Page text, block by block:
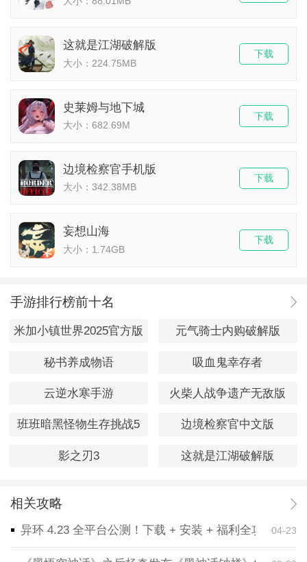
这就是江湖破解版
大小：224.75MB
下载
史莱姆与地下城
大小：682.69M
下载
边境检察官手机版
大小：342.38MB
下载
妄想山海
大小：1.74GB
下载
手游排行榜前十名
米加小镇世界2025官方版 元气骑士内购破解版
秘书养成物语 吸血鬼幸存者
云逆水寒手游 火柴人战争遗产无敌版
班班暗黑怪物生存挑战5 边境检察官中文版
影之刃3 这就是江湖破解版
相关攻略
异环 4.23 全平台公测！下载 + 安装 + 福利全攻略，一
04-23